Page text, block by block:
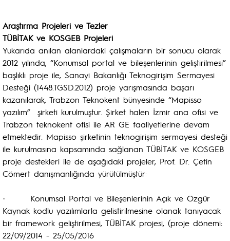
Araştırma Projeleri ve Tezler
TÜBİTAK ve KOSGEB Projeleri
Yukarıda anılan alanlardaki çalışmaların bir sonucu olarak
2012 yılında, “Konumsal portal ve bileşenlerinin geliştirilmesi”
başlıklı proje ile, Sanayi Bakanlığı Teknogirişim Sermayesi
Desteği (1448.TGSD.2012) proje yarışmasında başarı
kazanılarak, Trabzon Teknokent bünyesinde “Mapisso
yazılım” şirketi kurulmuştur. Şirket halen İzmir ana ofisi ve
Trabzon teknokent ofisi ile AR GE faaliyetlerine devam
etmektedir. Mapisso şirketinin teknogirişim sermayesi desteği
ile kurulmasına kapsamında sağlanan TÜBİTAK ve KOSGEB
proje destekleri ile de aşağıdaki projeler, Prof. Dr. Çetin
Cömert danışmanlığında yürütülmüştür:
· Konumsal Portal ve Bileşenlerinin Açık ve Özgür
Kaynak kodlu yazılımlarla gelistirilmesine olanak tanıyacak
bir framework geliştirilmesi, TÜBİTAK projesi, (proje dönemi:
22/09/2014 - 25/05/2016